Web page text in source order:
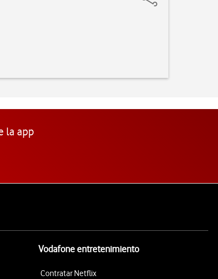
la app
Vodafone entretenimiento
Contratar Netflix